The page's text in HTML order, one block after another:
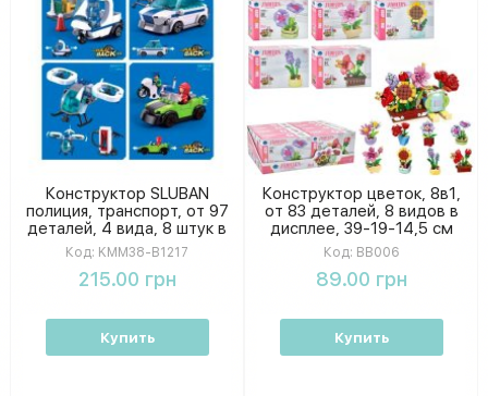
Конструктор SLUBAN
полиция, транспорт, от 97
деталей, 4 вида, 8 штук в
дисплее, коробка 30-
15,5-25,5см KMM38-B1217
Код: KMM38-B1217
215.00 грн
Купить
Конструктор цветок, 8в1,
от 83 деталей, 8 видов в
дисплее, 39-19-14,5 см
BB006
Код: BB006
89.00 грн
Купить